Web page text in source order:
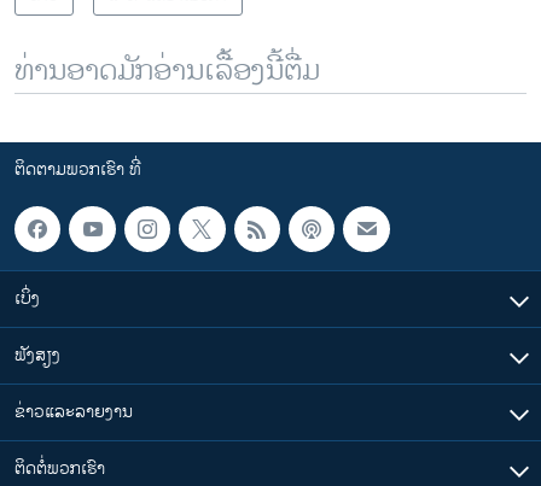
ທ່ານອາດມັກອ່ານເລື້ອງນີ້ຕື່ມ
ຕິດຕາມພວກເຮົາ ທີ່
ເບິ່ງ
ຟັງສຽງ
ຂ່າວແລະລາຍງານ
ຕິດຕໍ່ພວກເຮົາ